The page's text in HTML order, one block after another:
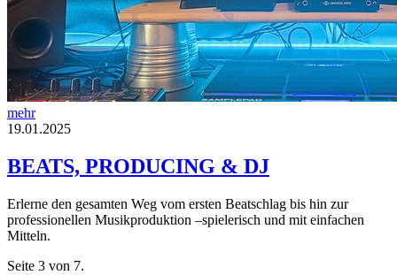
mehr
19.01.2025
BEATS, PRODUCING & DJ
Erlerne den gesamten Weg vom ersten Beatschlag bis hin zur
professionellen Musikproduktion –spielerisch und mit einfachen
Mitteln.
Seite 3 von 7.